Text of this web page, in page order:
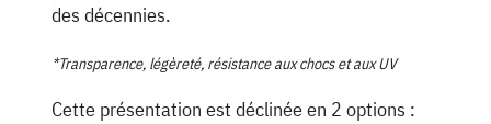
des décennies.
*Transparence, légèreté, résistance aux chocs et aux UV
Cette présentation est déclinée en 2 options :